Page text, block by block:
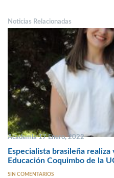
Noticias Relacionadas
Academia 17 Enero, 2022
Especialista brasileña realiza
Educación Coquimbo de la
SIN COMENTARIOS